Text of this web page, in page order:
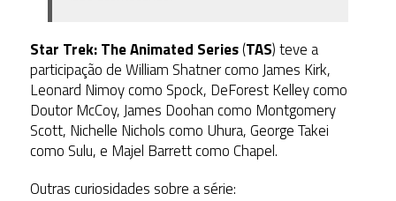
Star Trek: The Animated Series(TAS) teve a
participação de William Shatner como James Kirk,
Leonard Nimoy como Spock, DeForest Kelley como
Doutor McCoy, James Doohan como Montgomery
Scott, Nichelle Nichols como Uhura, George Takei
como Sulu, e Majel Barrett como Chapel.
Outras curiosidades sobre a série: